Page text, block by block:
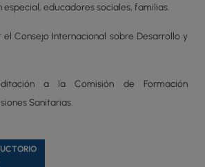
educadores sociales, familias.
Consejo Internacional sobre Desarrollo y
a la Comisión de Formación
Sanitarias.